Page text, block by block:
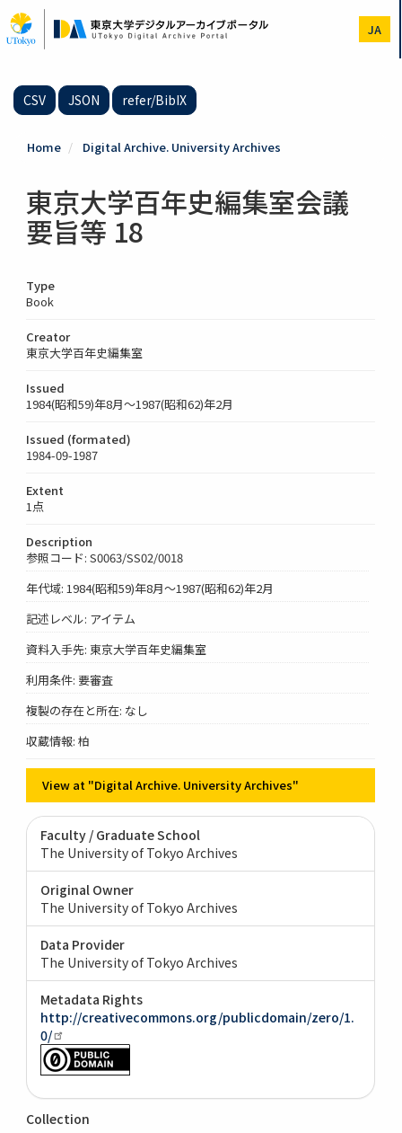
to
main
JA
CSV JSON refer/BibIX
Home Digital Archive. University Archives
東京大学百年史編集室会議
要旨等 18
Type
Book
Creator
東京大学百年史編集室
Issued
1984(昭和59)年8月～1987(昭和62)年2月
Issued (formated)
1984-09-1987
Extent
1点
Description
参照コード: S0063/SS02/0018
年代域: 1984(昭和59)年8月～1987(昭和62)年2月
記述レベル: アイテム
資料入手先: 東京大学百年史編集室
利用条件: 要審査
複製の存在と所在: なし
収蔵情報: 柏
View at "Digital Archive. University Archives"
Faculty / Graduate School
The University of Tokyo Archives
Original Owner
The University of Tokyo Archives
Data Provider
The University of Tokyo Archives
Metadata Rights
http://creativecommons.org/publicdomain/zero/1.
0/
Collection